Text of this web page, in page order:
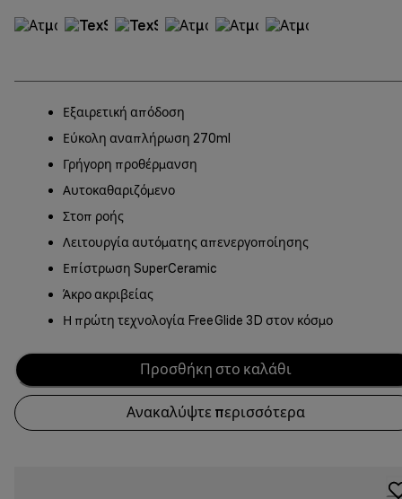
Εξαιρετική απόδοση
Εύκολη αναπλήρωση 270ml
Γρήγορη προθέρμανση
Αυτοκαθαριζόμενο
Στοπ ροής
Λειτουργία αυτόματης απενεργοποίησης
Επίστρωση SuperCeramic
Άκρο ακριβείας
Η πρώτη τεχνολογία FreeGlide 3D στον κόσμο
Προσθήκη στο καλάθι
Ανακαλύψτε περισσότερα